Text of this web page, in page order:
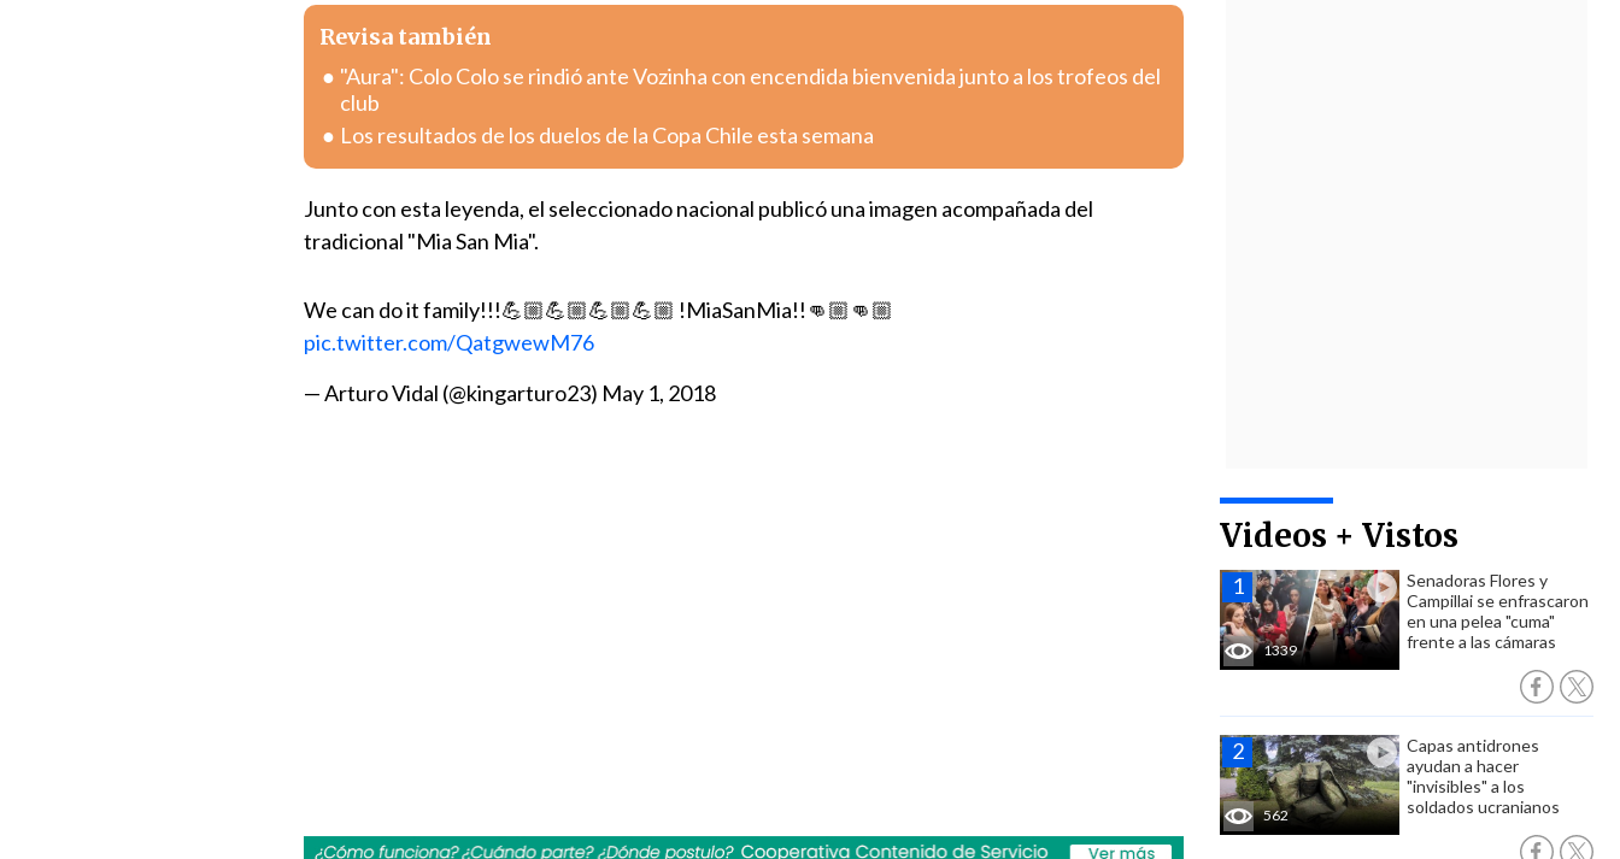
Videos + Vistos
1339
Senadoras Flores y
Campillai se enfrascaron
en una pelea "cuma"
frente a las cámaras
562
Capas antidrones
ayudan a hacer
"invisibles" a los
soldados ucranianos
Revisa también
"Aura": Colo Colo se rindió ante Vozinha con encendida bienvenida junto a los trofeos del
club
Los resultados de los duelos de la Copa Chile esta semana
Junto con esta leyenda, el seleccionado nacional publicó una imagen acompañada del
tradicional "Mia San Mia".
We can do it family!!!💪🏼💪🏼💪🏼💪🏼 !MiaSanMia!!👊🏼👊🏼
pic.twitter.com/QatgwewM76
— Arturo Vidal (@kingarturo23) May 1, 2018